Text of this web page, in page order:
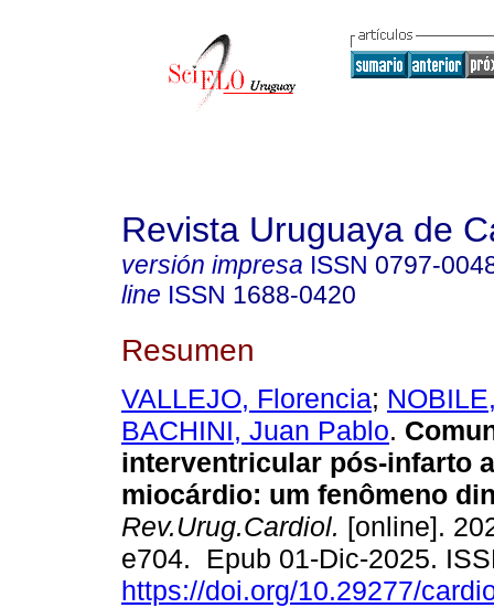
Revista Uruguaya de
versión impresa ISSN 0797-
line ISSN 1688-0420
Resumen
VALLEJO, Florencia;
BACHINI, Juan Pablo.
interventricular pós-infarto
miocárdio: um fenômeno
Rev.Urug.Cardiol. [online].
e704. Epub 01-Dic-2025.
https://doi.org/10.29277/